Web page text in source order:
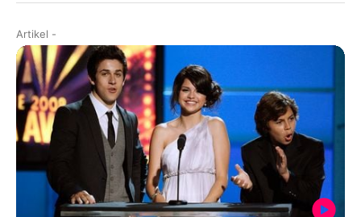
Artikel -